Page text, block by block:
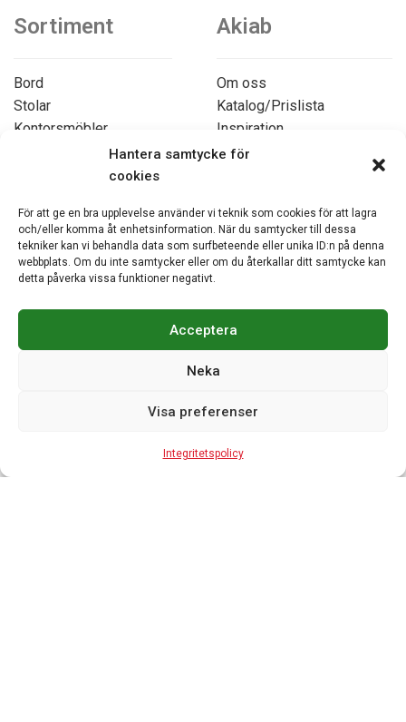
Hantera samtycke för
cookies
För att ge en bra upplevelse använder vi teknik som cookies för att lagra
och/eller komma åt enhetsinformation. När du samtycker till dessa
tekniker kan vi behandla data som surfbeteende eller unika ID:n på denna
webbplats. Om du inte samtycker eller om du återkallar ditt samtycke kan
detta påverka vissa funktioner negativt.
Acceptera
Neka
Visa preferenser
Integritetspolicy
Sortiment
Bord
Stolar
Kontorsmöbler
Avspärrning
Dukar och textilier
Vagnar
Övriga produkter
Akiab
Om oss
Katalog/Prislista
Inspiration
Miljöbilder
Övrigt